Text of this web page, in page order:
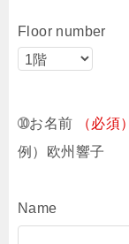
Floor number
➉お名前
（必須）
例）欧州響子
Name